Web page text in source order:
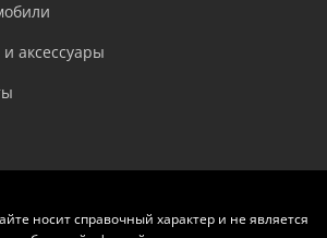
аксессуары
носит справочный характер и не является